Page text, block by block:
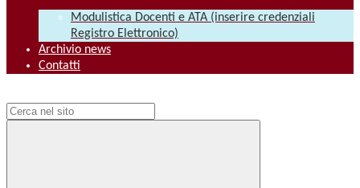
Modulistica Docenti e ATA (inserire credenziali
Registro Elettronico)
Archivio news
Contatti